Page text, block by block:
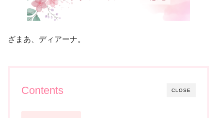
ざまあ、ディアーナ。
CLOSE
Contents